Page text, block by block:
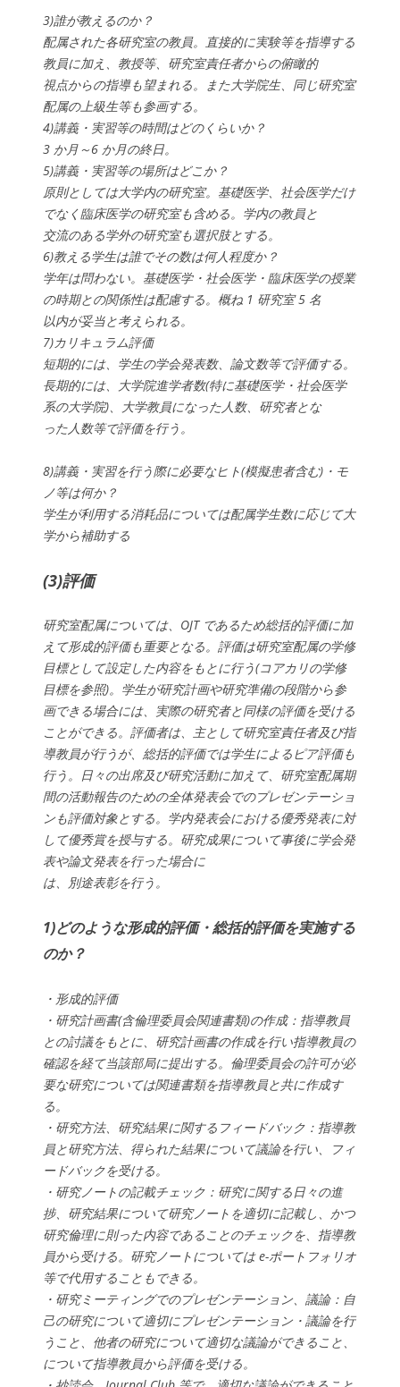
3)誰が教えるのか？
配属された各研究室の教員。直接的に実験等を指導する
教員に加え、教授等、研究室責任者からの俯瞰的
視点からの指導も望まれる。また大学院生、同じ研究室
配属の上級生等も参画する。
4)講義・実習等の時間はどのくらいか？
3 か月～6 か月の終日。
5)講義・実習等の場所はどこか？
原則としては大学内の研究室。基礎医学、社会医学だけ
でなく臨床医学の研究室も含める。学内の教員と
交流のある学外の研究室も選択肢とする。
6)教える学生は誰でその数は何人程度か？
学年は問わない。基礎医学・社会医学・臨床医学の授業
の時期との関係性は配慮する。概ね 1 研究室 5 名
以内が妥当と考えられる。
7)カリキュラム評価
短期的には、学生の学会発表数、論文数等で評価する。
長期的には、大学院進学者数(特に基礎医学・社会医学
系の大学院)、大学教員になった人数、研究者とな
った人数等で評価を行う。
8)講義・実習を行う際に必要なヒト(模擬患者含む)・モ
ノ等は何か？
学生が利用する消耗品については配属学生数に応じて大
学から補助する
(3)評価
研究室配属については、OJT であるため総括的評価に加
えて形成的評価も重要となる。評価は研究室配属の学修
目標として設定した内容をもとに行う(コアカリの学修
目標を参照)。学生が研究計画や研究準備の段階から参
画できる場合には、実際の研究者と同様の評価を受ける
ことができる。評価者は、主として研究室責任者及び指
導教員が行うが、総括的評価では学生によるピア評価も
行う。日々の出席及び研究活動に加えて、研究室配属期
間の活動報告のための全体発表会でのプレゼンテーショ
ンも評価対象とする。学内発表会における優秀発表に対
して優秀賞を授与する。研究成果について事後に学会発
表や論文発表を行った場合に
は、別途表彰を行う。
1)どのような形成的評価・総括的評価を実施する
のか？
・形成的評価
・研究計画書(含倫理委員会関連書類)の作成：指導教員
との討議をもとに、研究計画書の作成を行い指導教員の
確認を経て当該部局に提出する。倫理委員会の許可が必
要な研究については関連書類を指導教員と共に作成す
る。
・研究方法、研究結果に関するフィードバック：指導教
員と研究方法、得られた結果について議論を行い、フィ
ードバックを受ける。
・研究ノートの記載チェック：研究に関する日々の進
捗、研究結果について研究ノートを適切に記載し、かつ
研究倫理に則った内容であることのチェックを、指導教
員から受ける。研究ノートについては e-ポートフォリオ
等で代用することもできる。
・研究ミーティングでのプレゼンテーション、議論：自
己の研究について適切にプレゼンテーション・議論を行
うこと、他者の研究について適切な議論ができること、
について指導教員から評価を受ける。